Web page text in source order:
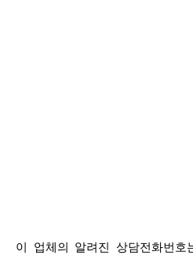
이 업체의 알려진 상담전화번호